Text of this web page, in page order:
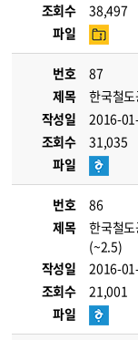
조회수
38,497
파일
번호
87
제목
한국철
작성일
2016-
조회수
31,035
파일
번호
86
제목
한국철
(~2.5)
작성일
2016-
조회수
21,001
파일